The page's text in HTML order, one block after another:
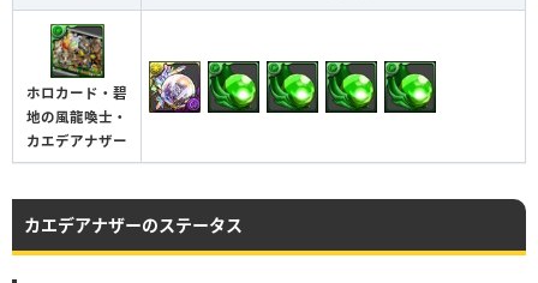
ホロカード・碧
地の風龍喚士・
カエデアナザー
カエデアナザーのステータス